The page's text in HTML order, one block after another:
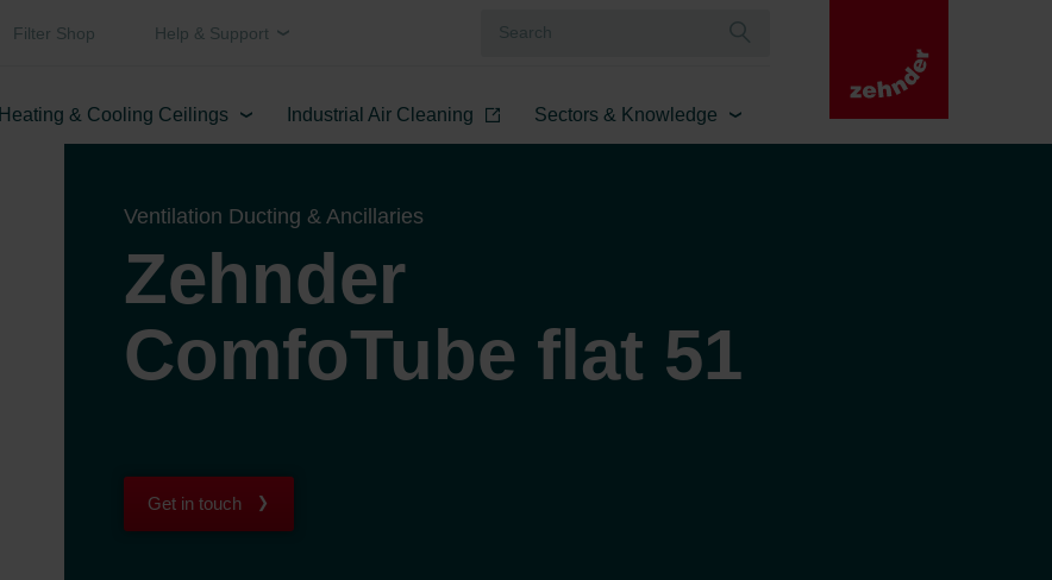
Filter Shop Help & Support
Heating & Cooling Ceilings Industrial Air Cleaning Sectors & Knowledge
Ventilation Ducting & Ancillaries
Zehnder
ComfoTube flat 51
Get in touch